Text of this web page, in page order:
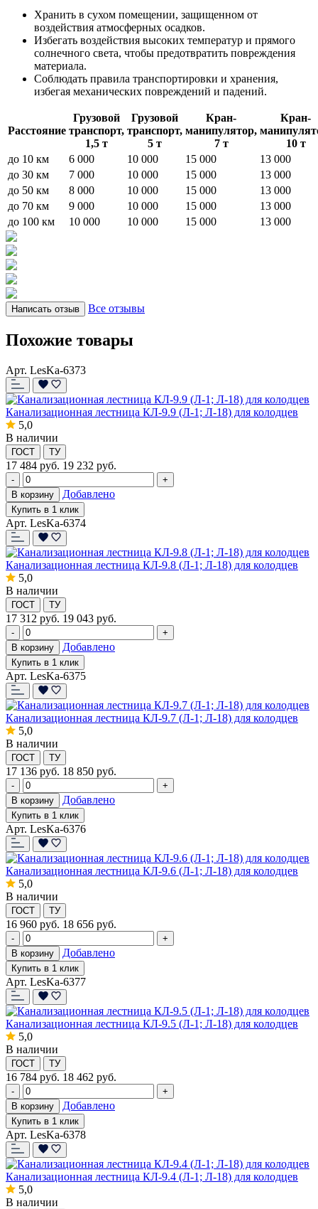
Хранить в сухом помещении, защищенном от
воздействия атмосферных осадков.
Избегать воздействия высоких температур и прямого
солнечного света, чтобы предотвратить повреждения
материала.
Соблюдать правила транспортировки и хранения,
избегая механических повреждений и падений.
Расстояние
Грузовой
транспорт,
1,5 т
Грузовой
транспорт,
5 т
Кран-
манипулятор,
7 т
Кран-
10 т
до 10 км
6 000 10 000 15 000
13 000
до 30 км
7 000 10 000 15 000
13 000
до 50 км
8 000 10 000 15 000
13 000
до 70 км
9 000 10 000 15 000
13 000
до 100 км
10 000 10 000 15 000 13 000
Написать отзыв Все отзывы
Похожие товары
Арт. LesKa-6373
Канализационная лестница КЛ-9.9 (Л-1; Л-18) для колодцев
5,0
В наличии
ГОСТ ТУ
17 484 руб. 19 232 руб.
-
+
В корзину
Добавлено
Купить в 1 клик
Арт. LesKa-6374
Канализационная лестница КЛ-9.8 (Л-1; Л-18) для колодцев
5,0
В наличии
ГОСТ ТУ
17 312 руб. 19 043 руб.
-
+
В корзину
Добавлено
Купить в 1 клик
Арт. LesKa-6375
Канализационная лестница КЛ-9.7 (Л-1; Л-18) для колодцев
5,0
В наличии
ГОСТ ТУ
17 136 руб. 18 850 руб.
-
+
В корзину
Добавлено
Купить в 1 клик
Арт. LesKa-6376
Канализационная лестница КЛ-9.6 (Л-1; Л-18) для колодцев
5,0
В наличии
ГОСТ ТУ
16 960 руб. 18 656 руб.
-
+
В корзину
Добавлено
Купить в 1 клик
Арт. LesKa-6377
Канализационная лестница КЛ-9.5 (Л-1; Л-18) для колодцев
5,0
В наличии
ГОСТ ТУ
16 784 руб. 18 462 руб.
-
+
В корзину
Добавлено
Купить в 1 клик
Арт. LesKa-6378
Канализационная лестница КЛ-9.4 (Л-1; Л-18) для колодцев
5,0
В наличии